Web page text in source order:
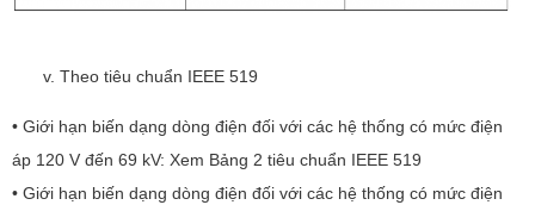
Theo tiêu chuẩn IEEE 519
• Giới hạn biến dạng dòng điện đối với các hệ thống có mức điện
áp 120 V đến 69 kV: Xem Bảng 2 tiêu chuẩn IEEE 519
• Giới hạn biến dạng dòng điện đối với các hệ thống có mức điện